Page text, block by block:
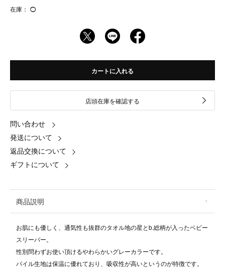
在庫： ◯
カートに入れる
店頭在庫を確認する
問い合わせ
発送について
返品交換について
ギフトについて
商品説明
お肌にも優しく、通気性も抜群のタオル地の星とb.総柄が入ったベビー
スリーパー。
性別問わずお使い頂けるやわらかいグレーカラーです。
パイル生地は保温に優れており、吸収性が高いというのが特徴です。